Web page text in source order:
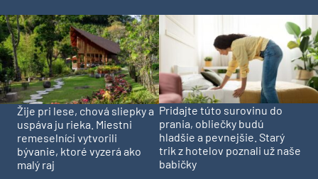
Žije pri lese, chová sliepky a
uspáva ju rieka. Miestni
remeselníci vytvorili
bývanie, ktoré vyzerá ako
malý raj
Pridajte túto surovinu do
prania, obliečky budú
hladšie a pevnejšie. Starý
trik z hotelov poznali už naše
babičky